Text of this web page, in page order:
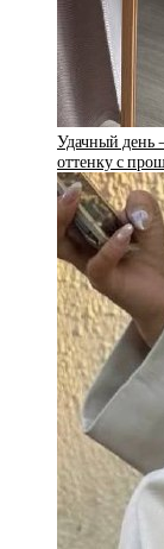
Удачный день
оттенку с